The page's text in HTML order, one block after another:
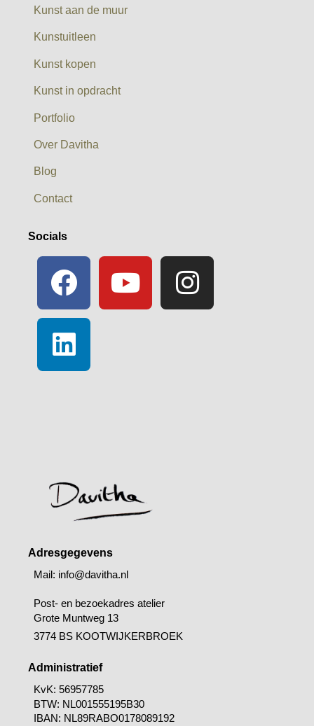
Kunst aan de muur
Kunstuitleen
Kunst kopen
Kunst in opdracht
Portfolio
Over Davitha
Blog
Contact
Socials
Adresgegevens
Mail: info@davitha.nl
Post- en bezoekadres atelier
Grote Muntweg 13
3774 BS KOOTWIJKERBROEK
Administratief
KvK: 56957785
BTW: NL001555195B30
IBAN: NL89RABO0178089192